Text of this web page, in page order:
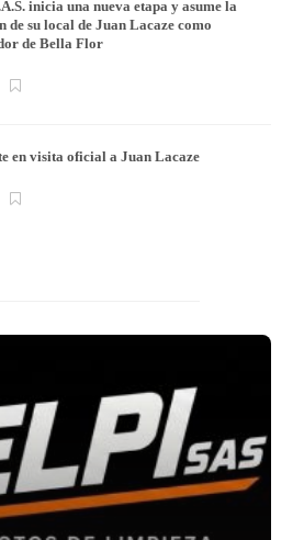
inicia una nueva etapa y asume la
de su local de Juan Lacaze como
de Bella Flor
en visita oficial a Juan Lacaze